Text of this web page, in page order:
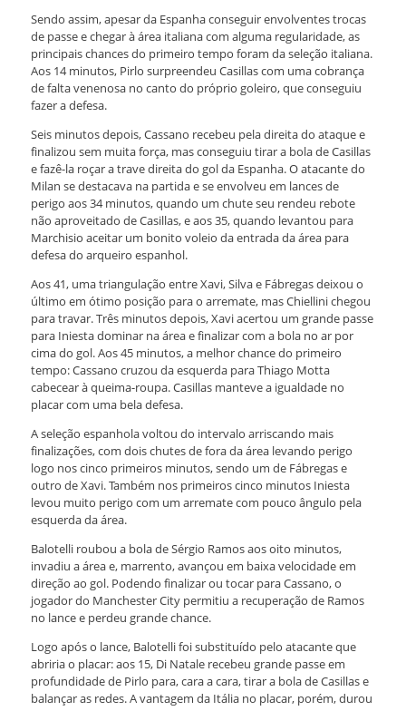
Sendo assim, apesar da Espanha conseguir envolventes trocas
de passe e chegar à área italiana com alguma regularidade, as
principais chances do primeiro tempo foram da seleção italiana.
Aos 14 minutos, Pirlo surpreendeu Casillas com uma cobrança
de falta venenosa no canto do próprio goleiro, que conseguiu
fazer a defesa.
Seis minutos depois, Cassano recebeu pela direita do ataque e
finalizou sem muita força, mas conseguiu tirar a bola de Casillas
e fazê-la roçar a trave direita do gol da Espanha. O atacante do
Milan se destacava na partida e se envolveu em lances de
perigo aos 34 minutos, quando um chute seu rendeu rebote
não aproveitado de Casillas, e aos 35, quando levantou para
Marchisio aceitar um bonito voleio da entrada da área para
defesa do arqueiro espanhol.
Aos 41, uma triangulação entre Xavi, Silva e Fábregas deixou o
último em ótimo posição para o arremate, mas Chiellini chegou
para travar. Três minutos depois, Xavi acertou um grande passe
para Iniesta dominar na área e finalizar com a bola no ar por
cima do gol. Aos 45 minutos, a melhor chance do primeiro
tempo: Cassano cruzou da esquerda para Thiago Motta
cabecear à queima-roupa. Casillas manteve a igualdade no
placar com uma bela defesa.
A seleção espanhola voltou do intervalo arriscando mais
finalizações, com dois chutes de fora da área levando perigo
logo nos cinco primeiros minutos, sendo um de Fábregas e
outro de Xavi. Também nos primeiros cinco minutos Iniesta
levou muito perigo com um arremate com pouco ângulo pela
esquerda da área.
Balotelli roubou a bola de Sérgio Ramos aos oito minutos,
invadiu a área e, marrento, avançou em baixa velocidade em
direção ao gol. Podendo finalizar ou tocar para Cassano, o
jogador do Manchester City permitiu a recuperação de Ramos
no lance e perdeu grande chance.
Logo após o lance, Balotelli foi substituído pelo atacante que
abriria o placar: aos 15, Di Natale recebeu grande passe em
profundidade de Pirlo para, cara a cara, tirar a bola de Casillas e
balançar as redes. A vantagem da Itália no placar, porém, durou